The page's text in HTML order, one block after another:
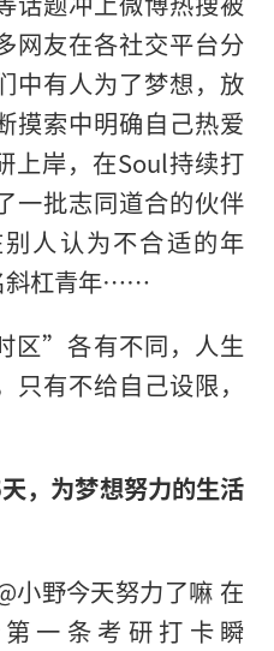
网友在各社交平台分
中有人为了梦想，放
摸索中明确自己热爱
上岸，在Soul持续打
一批志同道合的伙伴
人认为不合适的年
斜杠青年……
区”各有不同，人生
有不给自己设限，
，为梦想努力的生活
小野今天努力了嘛 在
一条考研打卡瞬